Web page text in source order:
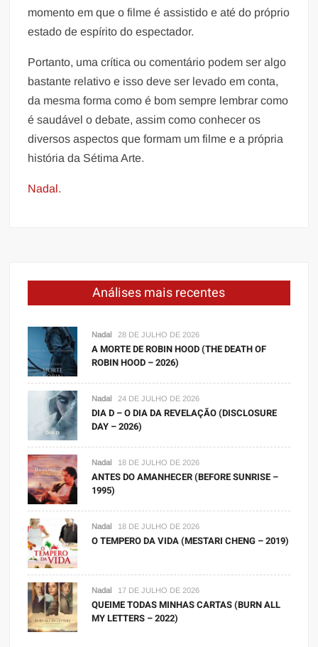
momento em que o filme é assistido e até do próprio
estado de espírito do espectador.
Portanto, uma crítica ou comentário podem ser algo
bastante relativo e isso deve ser levado em conta,
da mesma forma como é bom sempre lembrar como
é saudável o debate, assim como conhecer os
diversos aspectos que formam um filme e a própria
história da Sétima Arte.
Nadal.
Análises mais recentes
Nadal 28 DE JULHO DE 2026
A MORTE DE ROBIN HOOD (THE DEATH OF
ROBIN HOOD – 2026)
Nadal 24 DE JULHO DE 2026
DIA D – O DIA DA REVELAÇÃO (DISCLOSURE
DAY – 2026)
Nadal 18 DE JULHO DE 2026
ANTES DO AMANHECER (BEFORE SUNRISE –
1995)
Nadal 18 DE JULHO DE 2026
O TEMPERO DA VIDA (MESTARI CHENG – 2019)
Nadal 17 DE JULHO DE 2026
QUEIME TODAS MINHAS CARTAS (BURN ALL
MY LETTERS – 2022)